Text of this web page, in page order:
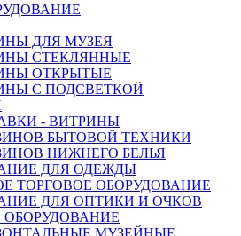
ДЛЯ МУЗЕЯ
СТЕКЛЯННЫЕ
ОТКРЫТЫЕ
С ПОДСВЕТКОЙ
- ВИТРИНЫ
БЫТОВОЙ ТЕХНИКИ
НИЖНЕГО БЕЛЬЯ
ДЛЯ ОДЕЖДЫ
ТОРГОВОЕ ОБОРУДОВАНИЕ
ДЛЯ ОПТИКИ И ОЧКОВ
МУЗЕЙНЫЕ